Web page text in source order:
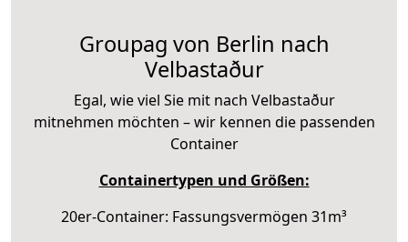
Groupag von Berlin nach
Velbastaður
Egal, wie viel Sie mit nach Velbastaður
mitnehmen möchten – wir kennen die passenden
Container
Containertypen und Größen:
20er-Container: Fassungsvermögen 31m³